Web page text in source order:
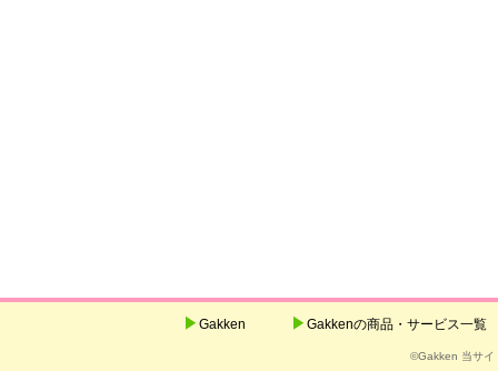
Gakken Gakkenの商品・サービス一覧
©Gakken 当サイ